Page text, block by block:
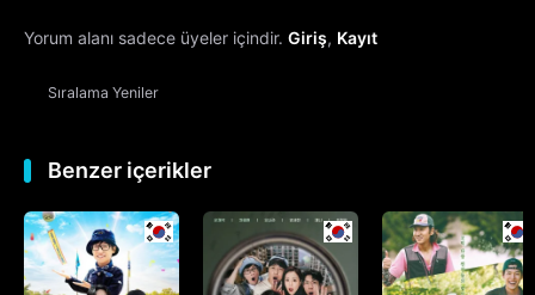
Yorum alanı sadece üyeler içindir. Giriş, Kayıt
Sıralama Yeniler
Benzer içerikler